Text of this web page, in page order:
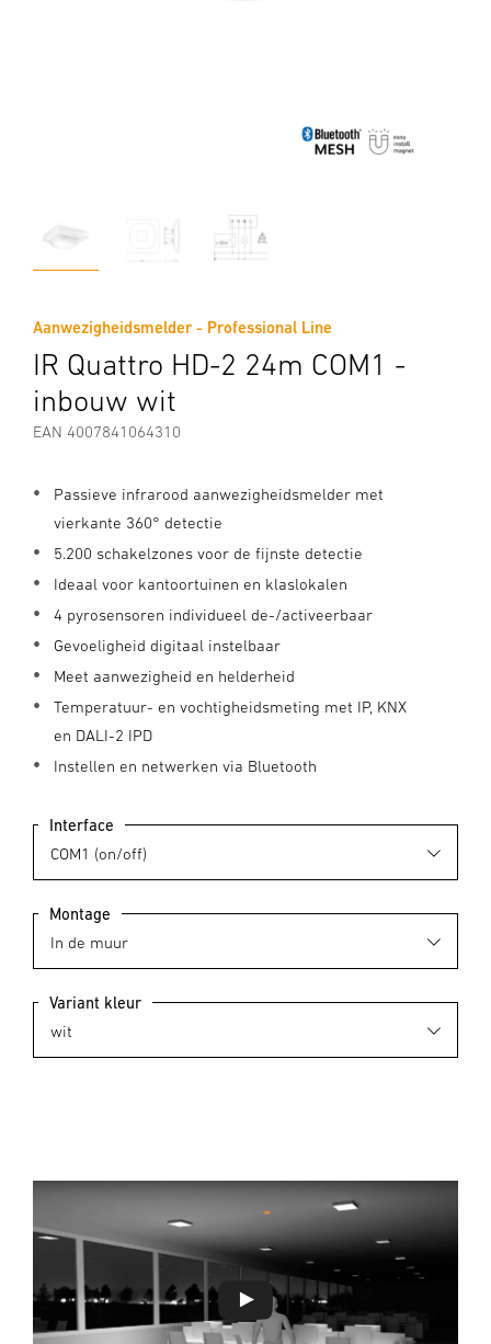
Aanwezigheidsmelder - Professional Line
IR Quattro HD-2 24m COM1 -
inbouw wit
EAN 4007841064310
Passieve infrarood aanwezigheidsmelder met
vierkante 360° detectie
5.200 schakelzones voor de fijnste detectie
Ideaal voor kantoortuinen en klaslokalen
4 pyrosensoren individueel de-/activeerbaar
Gevoeligheid digitaal instelbaar
Meet aanwezigheid en helderheid
Temperatuur- en vochtigheidsmeting met IP, KNX
en DALI-2 IPD
Instellen en netwerken via Bluetooth
Interface
Montage
Variant kleur